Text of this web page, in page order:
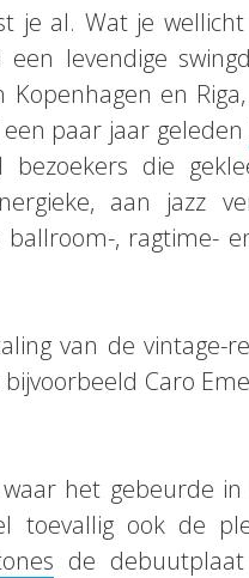
je al. Wat je
levendige
Kopenhagen en
paar jaar geleden
bezoekers die
aan jazz
, ragtime-
van de vintage-
Caro
het gebeurde in
toevallig ook de
de debuutplaat